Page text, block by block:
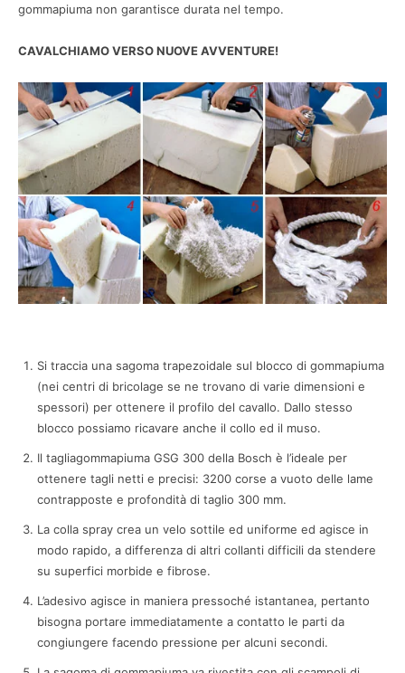
gommapiuma non garantisce durata nel tempo.
CAVALCHIAMO VERSO NUOVE AVVENTURE!
Si traccia una sagoma trapezoidale sul blocco di gommapiuma
(nei centri di bricolage se ne trovano di varie dimensioni e
spessori) per ottenere il profilo del cavallo. Dallo stesso
blocco possiamo ricavare anche il collo ed il muso.
Il tagliagommapiuma GSG 300 della Bosch è l’ideale per
ottenere tagli netti e precisi: 3200 corse a vuoto delle lame
contrapposte e profondità di taglio 300 mm.
La colla spray crea un velo sottile ed uniforme ed agisce in
modo rapido, a differenza di altri collanti difficili da stendere
su superfici morbide e fibrose.
L’adesivo agisce in maniera pressoché istantanea, pertanto
bisogna portare immediatamente a contatto le parti da
congiungere facendo pressione per alcuni secondi.